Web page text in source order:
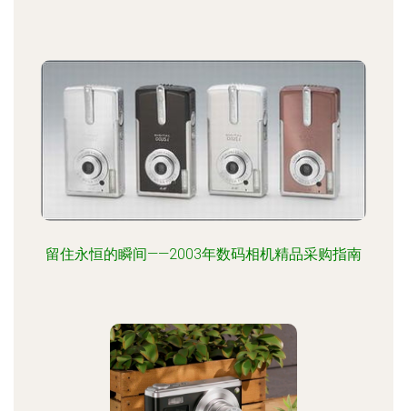
留住永恒的瞬间——2003年数码相机精品采购指南